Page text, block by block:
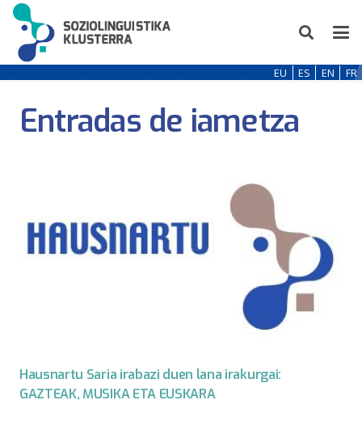
EU ES EN FR
Entradas de iametza
Hausnartu Saria irabazi duen lana irakurgai:
GAZTEAK, MUSIKA ETA EUSKARA